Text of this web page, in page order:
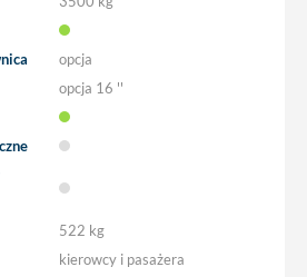
opcja
opcja 16 ''
522 kg
kierowcy i pasażera